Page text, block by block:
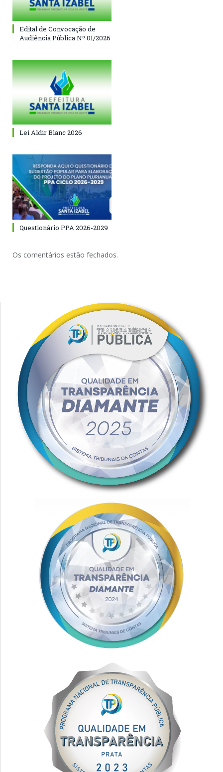
Edital de Convocação de
Audiência Pública Nº 01/2026
Lei Aldir Blanc 2026
Questionário PPA 2026-2029
Os comentários estão fechados.